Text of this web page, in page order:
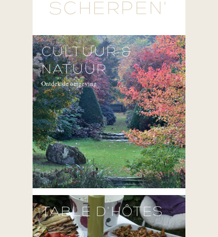
SCHERPEN'
CULTUUR &
NATUUR
Ontdek de omgeving
TABLE D'HÔTES